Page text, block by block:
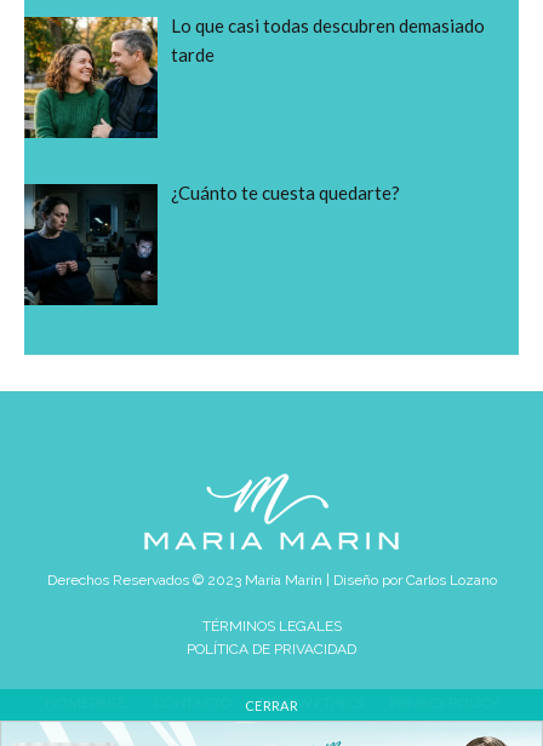
Lo que casi todas descubren demasiado
tarde
¿Cuánto te cuesta quedarte?
Derechos Reservados © 2023 María Marín | Diseño porCarlos Lozano
TÉRMINOS LEGALES
POLÍTICA DE PRIVACIDAD
REVIEW ETHICS
CERRAR